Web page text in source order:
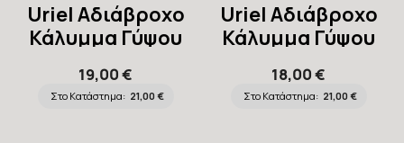
Uriel Αδιάβροχο
Κάλυμμα Γύψου
για Πόδι Long
19,00 €
Στο Κατάστημα: 21,00 €
Uriel Αδιάβροχο
Κάλυμμα Γύψου
για Πόδι Short
18,00 €
Στο Κατάστημα: 21,00 €